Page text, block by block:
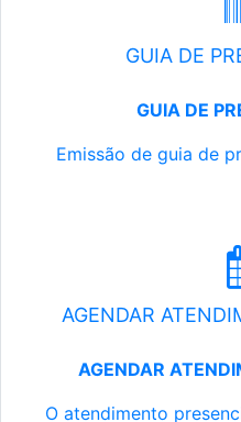
GUIA DE
GUIA DE
Emissão de guia de
AGENDAR
AGENDAR
O atendimento